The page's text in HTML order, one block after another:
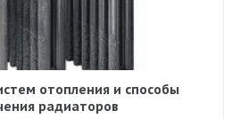
отопления и способы
радиаторов